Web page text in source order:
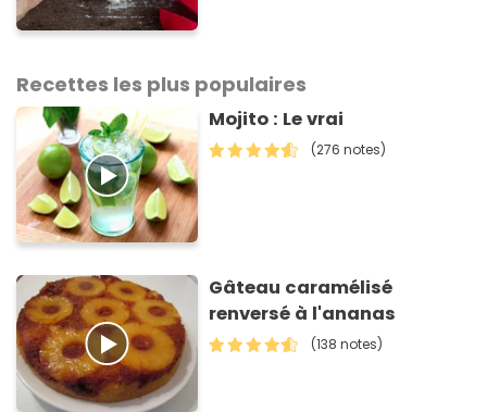
Recettes les plus populaires
Mojito : Le vrai
(276 notes)
Gâteau caramélisé
renversé à l'ananas
(138 notes)